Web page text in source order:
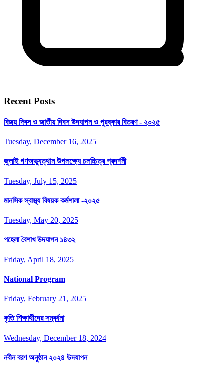
Recent Posts
বিজয় দিবস ও জাতীয় দিবস উদযাপন ও পুরষ্কার বিতরণ - ২০২৫
Tuesday, December 16, 2025
জুলাই গণঅভ্যুত্থান উপলক্ষ্যে চলচ্চিত্র প্রদর্শনী
Tuesday, July 15, 2025
মানসিক স্বাস্থ্য বিষয়ক কর্মশালা -২০২৫
Tuesday, May 20, 2025
পহেলা বৈশাখ উদযাপন ১৪৩২
Friday, April 18, 2025
National Program
Friday, February 21, 2025
কৃতি শিক্ষার্থীদের সম্বর্ধনা
Wednesday, December 18, 2024
নবীন বরণ অনুষ্ঠান ২০২৪ উদযাপন